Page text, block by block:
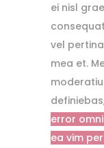
ei nisl
vel
mea et.
error
ea vim